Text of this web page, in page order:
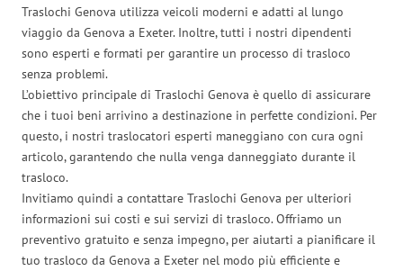
Traslochi Genova utilizza veicoli moderni e adatti al lungo
viaggio da Genova a Exeter. Inoltre, tutti i nostri dipendenti
sono esperti e formati per garantire un processo di trasloco
senza problemi.
L’obiettivo principale di Traslochi Genova è quello di assicurare
che i tuoi beni arrivino a destinazione in perfette condizioni. Per
questo, i nostri traslocatori esperti maneggiano con cura ogni
articolo, garantendo che nulla venga danneggiato durante il
trasloco.
Invitiamo quindi a contattare Traslochi Genova per ulteriori
informazioni sui costi e sui servizi di trasloco. Offriamo un
preventivo gratuito e senza impegno, per aiutarti a pianificare il
tuo trasloco da Genova a Exeter nel modo più efficiente e